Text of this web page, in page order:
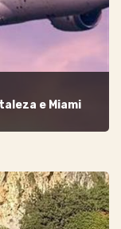
e Miami